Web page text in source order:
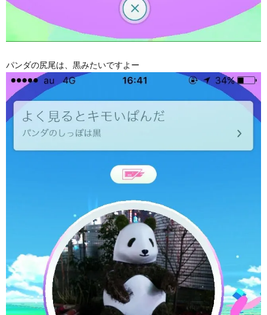
パンダの尻尾は、黒みたいですよー